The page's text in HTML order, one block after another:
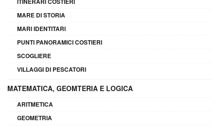
MARE DI STORIA
MARI IDENTITARI
PUNTI PANORAMICI COSTIERI
SCOGLIERE
VILLAGGI DI PESCATORI
MATEMATICA, GEOMTERIA E LOGICA
ARITMETICA
GEOMETRIA